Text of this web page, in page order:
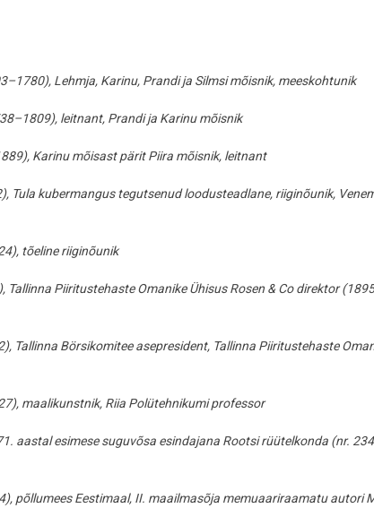
Lehmja, Karinu, Prandi ja Silmsi mõisnik, meeskohtunik
leitnant, Prandi ja Karinu mõisnik
Karinu mõisast pärit Piira mõisnik, leitnant
Tula kubermangus tegutsenud loodusteadlane, riiginõunik,
tõeline riiginõunik
Tallinna Piiritustehaste Omanike Ühisus Rosen & Co direktor
Tallinna Börsikomitee asepresident, Tallinna Piiritustehaste
maalikunstnik, Riia Polütehnikumi professor
aastal esimese suguvõsa esindajana Rootsi rüütelkonda (nr.
põllumees Eestimaal, II. maailmasõja memuaariraamatu autori